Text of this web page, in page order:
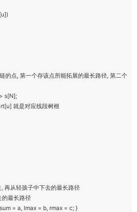
的点, 第一个存该点所能拓展的最长路径, 第二个
s[N];
就是对应线段树根
再从轻孩子中下去的最长路径
最长路径
= a, lmax = b, rmax = c; }